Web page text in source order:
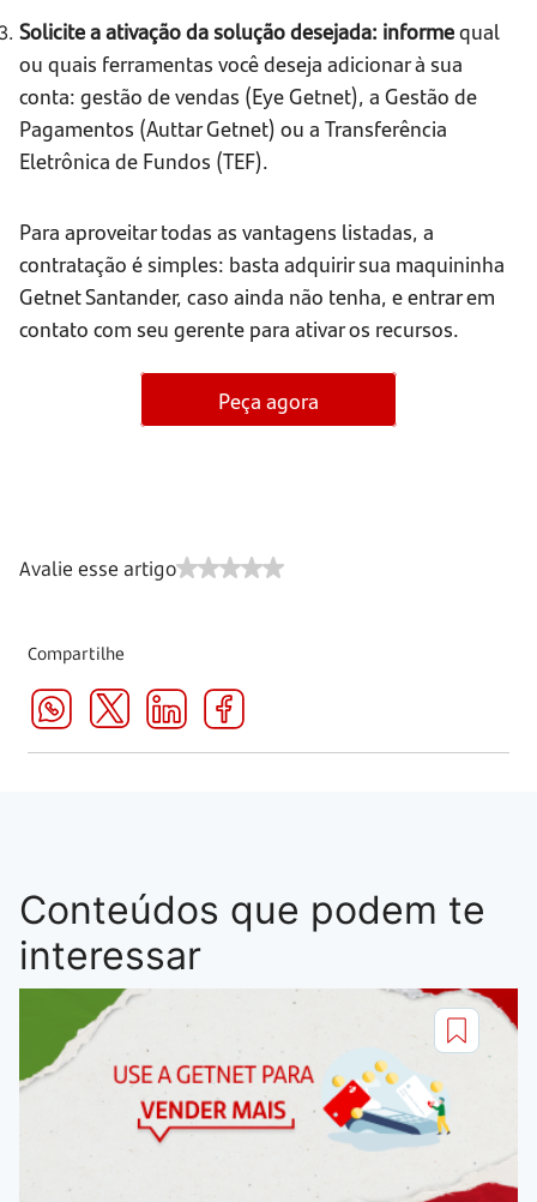
Solicite a ativação da solução desejada: informequal
ou quais ferramentas você deseja adicionar à sua
conta: gestão de vendas (Eye Getnet), a Gestão de
Pagamentos (Auttar Getnet) ou a Transferência
Eletrônica de Fundos (TEF).
Para aproveitar todas as vantagens listadas, a
contratação é simples: basta adquirir sua maquininha
Getnet Santander, caso ainda não tenha, e entrar em
contato com seu gerente para ativar os recursos.
Peça agora
Avalie esse artigo
Compartilhe
Conteúdos que podem te
interessar